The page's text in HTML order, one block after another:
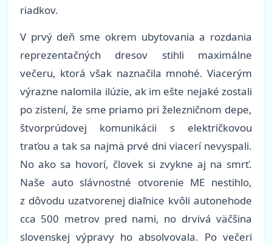
riadkov.
V prvý deň sme okrem ubytovania a rozdania
reprezentačných dresov stihli maximálne
večeru, ktorá však naznačila mnohé. Viacerým
výrazne nalomila ilúzie, ak im ešte nejaké zostali
po zistení, že sme priamo pri železničnom depe,
štvorprúdovej komunikácii s električkovou
traťou a tak sa najmä prvé dni viacerí nevyspali.
No ako sa hovorí, človek si zvykne aj na smrť.
Naše auto slávnostné otvorenie ME nestihlo,
z dôvodu uzatvorenej diaľnice kvôli autonehode
cca 500 metrov pred nami, no drvivá väčšina
slovenskej výpravy ho absolvovala. Po večeri